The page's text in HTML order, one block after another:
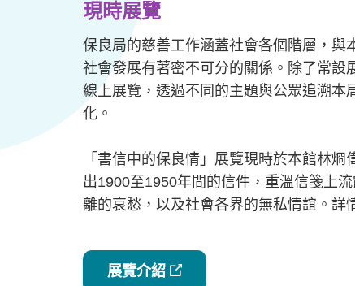
現時展覽
保良局的慈善工作涵蓋社會各個階層，與
社會發展有著密不可分的關係。除了常設
線上展覽，透過不同的主題與公眾追溯本
化。
「書信中的保良情」展覽現時於本館林
出1900至1950年間的信件，重溫信箋上
離的哀愁，以及社會各界的無私情誼。詳
展覽介紹